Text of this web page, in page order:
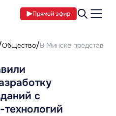
Прямой эфир
Общество В Минске
с